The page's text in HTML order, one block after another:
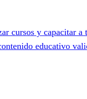
cursos y capacitar a
educativo